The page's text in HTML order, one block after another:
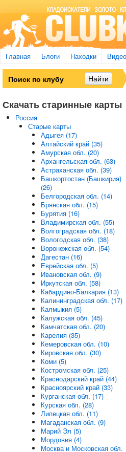
Главная Блоги Находки Видео
Скачать старинные карты
Россия
Старые карты
Адыгея (17)
Алтайский край (35)
Амурская обл. (20)
Архангельская обл. (63)
Астраханская обл. (39)
Башкортостан (Башкирия)
(26)
Белгородская обл. (14)
Брянская обл. (15)
Бурятия (16)
Владимирская обл. (55)
Волгоградская обл. (18)
Вологодская обл. (38)
Воронежская обл. (54)
Дагестан (16)
Еврейская обл. (5)
Ивановская обл. (9)
Иркутская обл. (58)
Кабардино-Балкария (13)
Калининградская обл. (17)
Калмыкия (5)
Калужская обл. (45)
Камчатская обл. (20)
Карелия (35)
Кемеровская обл. (10)
Кировская обл. (30)
Коми (5)
Костромская обл. (25)
Краснодарский край (44)
Красноярский край (33)
Курганская обл. (17)
Курская обл. (28)
Липецкая обл. (11)
Магаданская обл. (9)
Марий Эл (5)
Мордовия (4)
Москва и Московская обл.